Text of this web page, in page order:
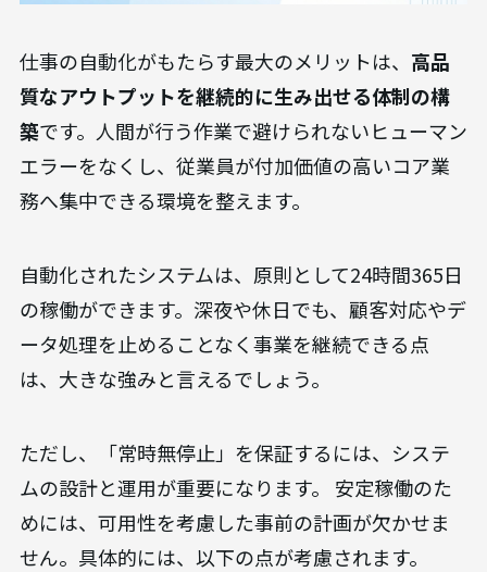
仕事の自動化がもたらす最大のメリットは、 高品
質なアウトプットを継続的に生み出せる体制の構
築です。人間が行う作業で避けられないヒューマン
エラーをなくし、従業員が付加価値の高いコア業
務へ集中できる環境を整えます。
自動化されたシステムは、原則として24時間365日
の稼働ができます。深夜や休日でも、顧客対応やデ
ータ処理を止めることなく事業を継続できる点
は、大きな強みと言えるでしょう。
ただし、「常時無停止」を保証するには、システ
ムの設計と運用が重要になります。 安定稼働のた
めには、可用性を考慮した事前の計画が欠かせま
せん。具体的には、以下の点が考慮されます。